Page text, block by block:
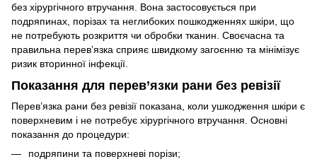
без хірургічного втручання. Вона застосовується при
подряпинах, порізах та неглибоких пошкодженнях шкіри, що
не потребують розкриття чи обробки тканин. Своєчасна та
правильна перев’язка сприяє швидкому загоєнню та мінімізує
ризик вторинної інфекції.
Показання для перев’язки рани без ревізії
Перев’язка рани без ревізії показана, коли ушкодження шкіри є
поверхневим і не потребує хірургічного втручання. Основні
показання до процедури:
подряпини та поверхневі порізи;